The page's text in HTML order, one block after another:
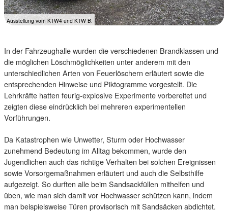
Ausstellung vom KTW4 und KTW B.
In der Fahrzeughalle wurden die verschiedenen Brandklassen und
die möglichen Löschmöglichkeiten unter anderem mit den
unterschiedlichen Arten von Feuerlöschern erläutert sowie die
entsprechenden Hinweise und Piktogramme vorgestellt. Die
Lehrkräfte hatten feurig-explosive Experimente vorbereitet und
zeigten diese eindrücklich bei mehreren experimentellen
Vorführungen.
Da Katastrophen wie Unwetter, Sturm oder Hochwasser
zunehmend Bedeutung im Alltag bekommen, wurde den
Jugendlichen auch das richtige Verhalten bei solchen Ereignissen
sowie Vorsorgemaßnahmen erläutert und auch die Selbsthilfe
aufgezeigt. So durften alle beim Sandsackfüllen mithelfen und
üben, wie man sich damit vor Hochwasser schützen kann, indem
man beispielsweise Türen provisorisch mit Sandsäcken abdichtet.